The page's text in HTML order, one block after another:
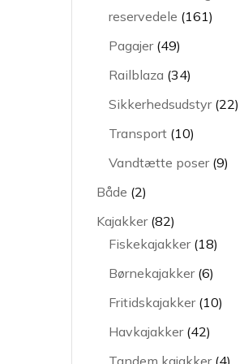
reservedele 161161
Pagajer 4949
varer
Railblaza 3434
varer
Sikkerhedsudstyr 2222
Transport 1010
varer
Vandtætte poser 99
Både 22
varer
Kajakker 8282
varer
Fiskekajakker 1818
Børnekajakker 66
varer
Fritidskajakker 1010
Havkajakker 4242
varer
Tandem kajakker 44